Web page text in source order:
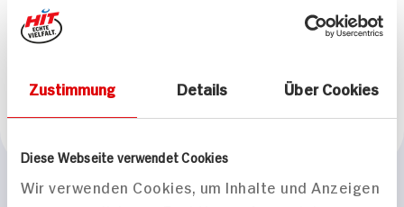
Zustimmung Details Über Cookies
Diese Webseite verwendet Cookies
Wir verwenden Cookies, um Inhalte und Anzeigen
Marke